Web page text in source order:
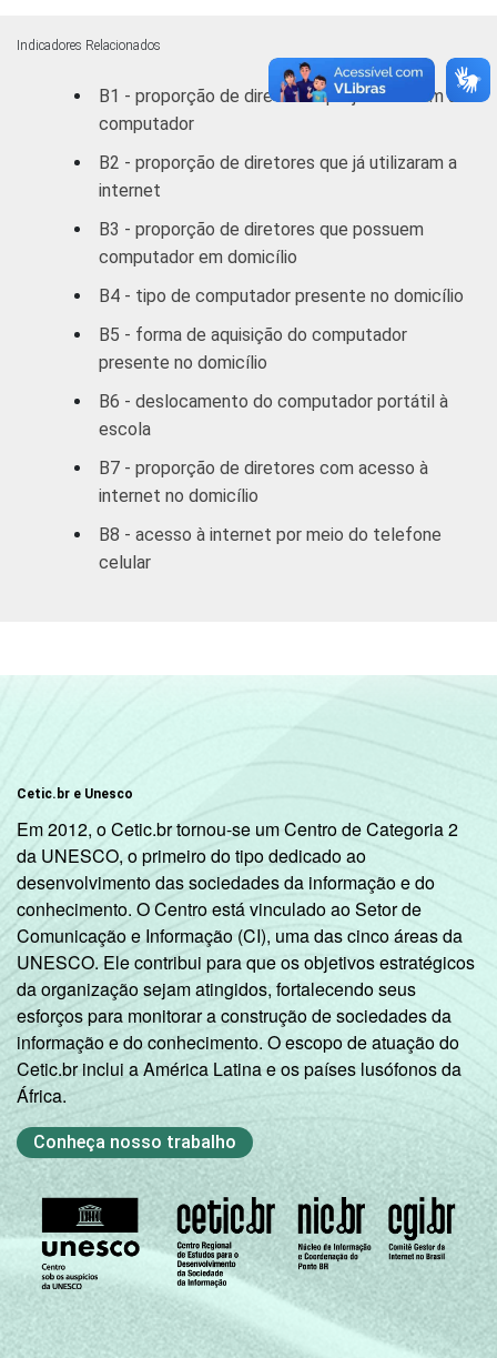
Oeste
Sul 6
DEPENDÊNCIA
Municipal 6 94
Estadual 7
COMPUTADOR
INSTALADO NO
INFORMÁTICA
Tem 6 94
Não tem 7 93
INTERNET
INSTALADA NO
Tem 7 93
Base: 497 diretores.
Indicadores Relacionados
B1 - proporção de diretores que já utilizaram um
computador
B2 - proporção de diretores que já utilizaram a
internet
B3 - proporção de diretores que possuem
computador em domicílio
B4 - tipo de computador presente no domicílio
B5 - forma de aquisição do computador
presente no domicílio
B6 - deslocamento do computador portátil à
escola
B7 - proporção de diretores com acesso à
internet no domicílio
B8 - acesso à internet por meio do telefone
celular
Cetic.br e Unesco
Em 2012, o Cetic.br tornou-se um Centro de Categoria 2
da UNESCO, o primeiro do tipo dedicado ao
desenvolvimento das sociedades da informação e do
conhecimento. O Centro está vinculado ao Setor de
Comunicação e Informação (CI), uma das cinco áreas da
UNESCO. Ele contribui para que os objetivos estratégicos
da organização sejam atingidos, fortalecendo seus
esforços para monitorar a construção de sociedades da
informação e do conhecimento. O escopo de atuação do
Cetic.br inclui a América Latina e os países lusófonos da
África.
Conheça nosso trabalho